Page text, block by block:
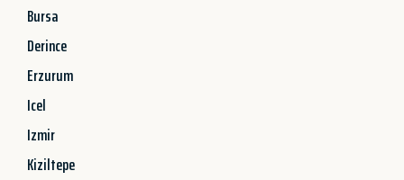
Bursa
Derince
Erzurum
Icel
Izmir
Kiziltepe